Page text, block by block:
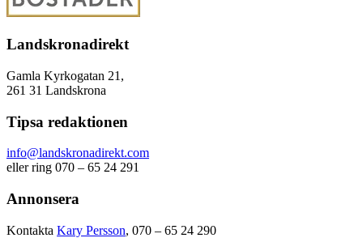
Landskronadirekt
Gamla Kyrkogatan 21,
261 31 Landskrona
Tipsa redaktionen
info@landskronadirekt.com
eller ring 070 – 65 24 291
Annonsera
Kontakta Kary Persson, 070 – 65 24 290